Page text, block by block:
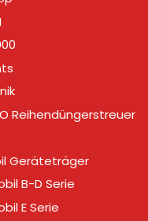
Reihendüngerstreuer
Geräteträger
B-D Serie
E Serie